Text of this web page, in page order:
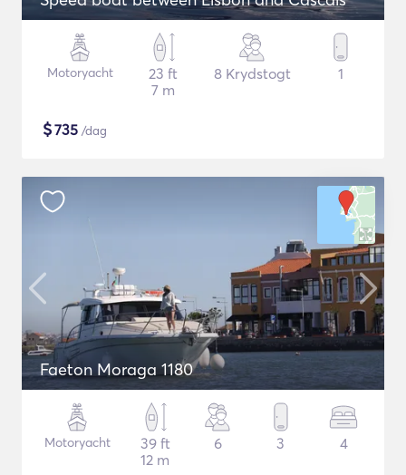
Motoryacht
23 ft
7 m
8 Krydstogt 1
$735 /dag
Faeton Moraga 1180
Motoryacht
39 ft
12 m
6 3 4